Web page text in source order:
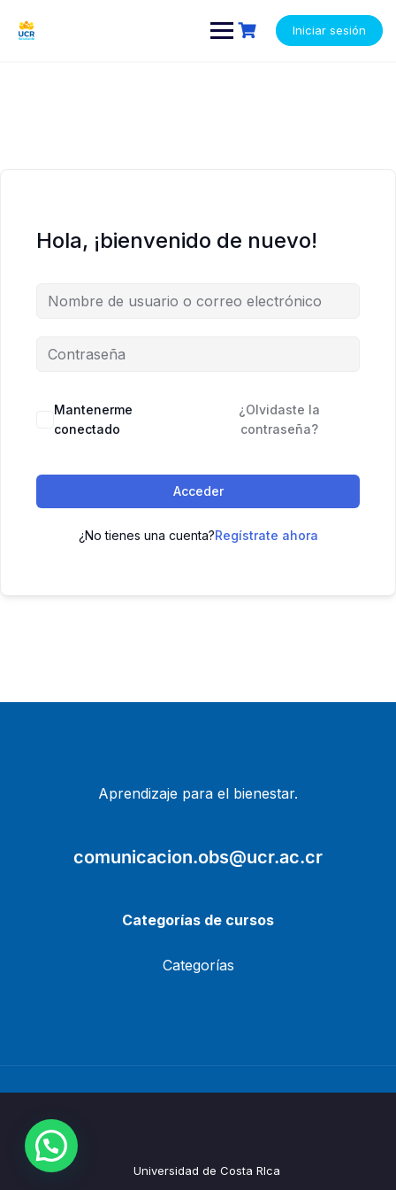
contenido
Iniciar sesión
Hola, ¡bienvenido de nuevo!
Mantenerme
conectado
¿Olvidaste la
contraseña?
Acceder
¿No tienes una cuenta?Regístrate ahora
Aprendizaje para el bienestar.
comunicacion.obs@ucr.ac.cr
Categorías de cursos
Categorías
Universidad de Costa RIca